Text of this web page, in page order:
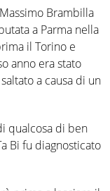
Brambilla
a Parma nella
il Torino e
anno era stato
a causa di un
qualcosa di ben
Bi fu diagnosticato